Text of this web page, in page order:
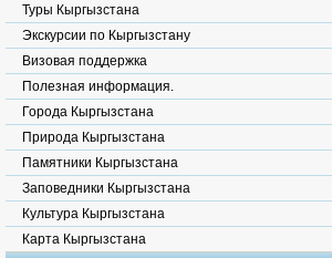
Туры Кыргызстана
Экскурсии по Кыргызстану
Визовая поддержка
Полезная информация.
Города Кыргызстана
Природа Кыргызстана
Памятники Кыргызстана
Заповедники Кыргызстана
Культура Кыргызстана
Карта Кыргызстана